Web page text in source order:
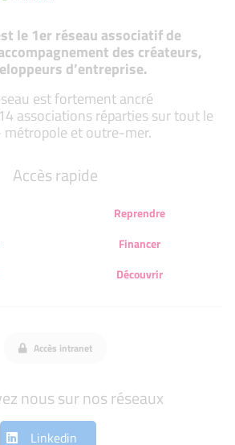
le 1er réseau associatif de
des créateurs,
d’entreprise.
est fortement ancré
associations réparties sur tout le
et outre-mer.
Accès rapide
Reprendre
Financer
Découvrir
Accès intranet
nous sur nos réseaux
Linkedin